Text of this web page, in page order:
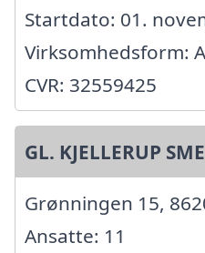
Startdato: 01.
Virksomhedsform:
CVR: 32559425
GL. KJELLERUP
Grønningen 15,
Ansatte: 11